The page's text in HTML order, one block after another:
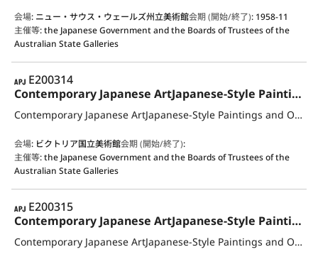
会場: ニュー・サウス・ウェールズ州立美術館会期 (開始/終了): 1958-11
主催等:the Japanese Government and the Boards of Trustees of the
Australian State Galleries
APJ
E200314
Contemporary Japanese ArtJapanese-Style Paintings and Oil Paintings, Prints, Pottery, Metalwork, Dolls, Lacquer Ware, Textiles and Bamboo Crafts
Contemporary Japanese ArtJapanese-Style Paintings and Oil Paintings, Prints, Pottery, Metalwork, Dolls, Lacquer Ware, Textiles and Bamboo Crafts
会場: ビクトリア国立美術館会期 (開始/終了):
主催等:the Japanese Government and the Boards of Trustees of the
Australian State Galleries
APJ
E200315
Contemporary Japanese ArtJapanese-Style Paintings and Oil Paintings, Prints, Pottery, Metalwork, Dolls, Lacquer Ware, Textiles and Bamboo Crafts
Contemporary Japanese ArtJapanese-Style Paintings and Oil Paintings, Prints, Pottery, Metalwork, Dolls, Lacquer Ware, Textiles and Bamboo Crafts